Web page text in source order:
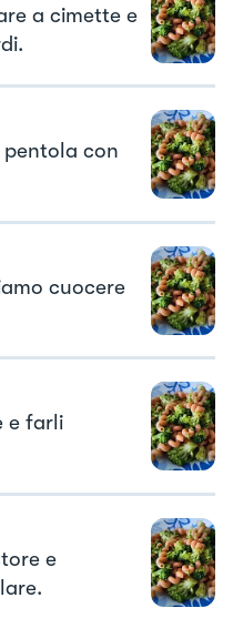
a cimette e
pentola con
cuocere
e farli
e